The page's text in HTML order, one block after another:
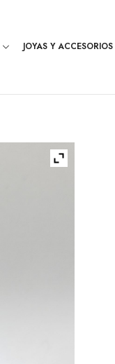
JOYAS Y ACCESORIOS